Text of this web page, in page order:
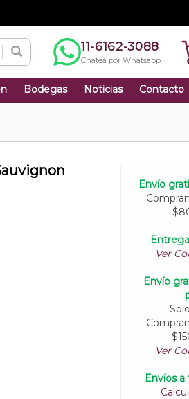
11-6162-3088
Chateá por Whatsapp
Bodegas Noticias Contacto
Envío
Ver
Envío
Ver
Envíos